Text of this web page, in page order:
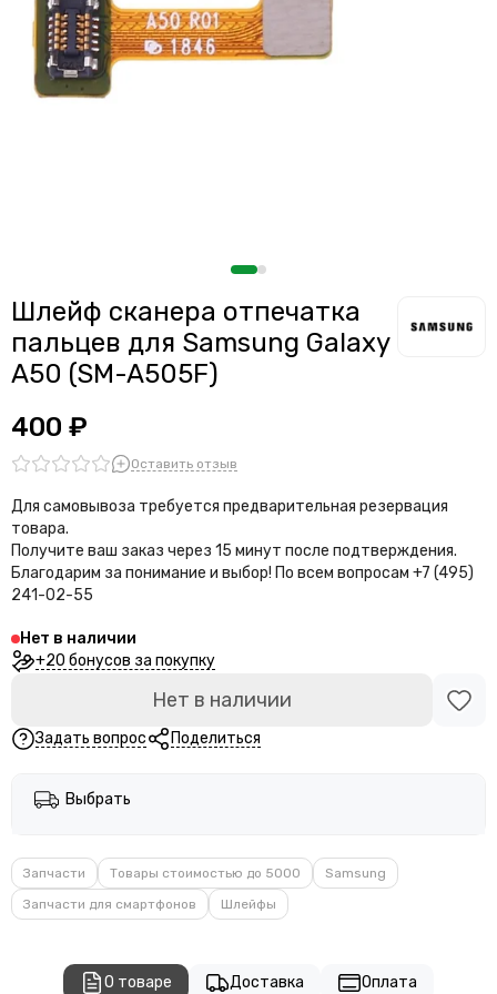
Считыватели, держатели SIM-карты, защелки батареи
Звонки, динамики и вибро
Шлейфы
Антенны
Шлейф сканера отпечатка
пальцев для Samsung Galaxy
A50 (SM-A505F)
400 ₽
Оставить отзыв
Для самовывоза требуется предварительная резервация
товара.
Получите ваш заказ через 15 минут после подтверждения.
Благодарим за понимание и выбор! По всем вопросам +7 (495)
241-02-55
Нет в наличии
+20 бонусов за покупку
Нет в наличии
Задать вопрос Поделиться
Выбрать
Запчасти Товары стоимостью до 5000
Samsung
Запчасти для смартфонов
Шлейфы
О товаре Доставка Оплата